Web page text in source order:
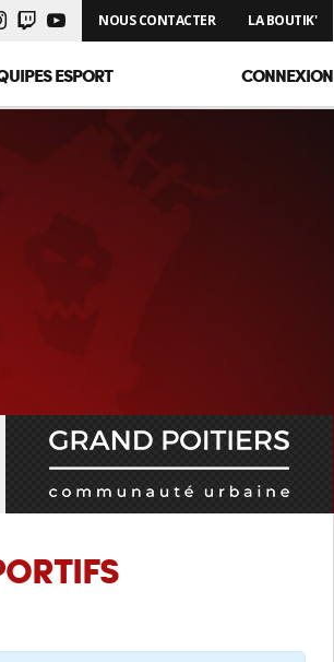
LA BOUTIK'
NOUS CONTACTER
ESPORT CONNEXION